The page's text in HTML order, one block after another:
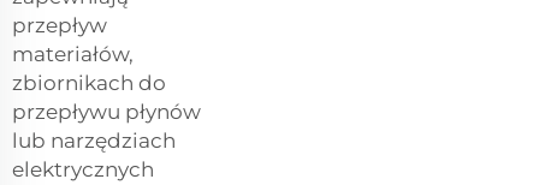
przepływ
materiałów,
zbiornikach do
przepływu płynów
lub narzędziach
elektrycznych